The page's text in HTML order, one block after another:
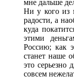
мне дальше
Ни у кого из
радости, а
куда
этими
Россию; как
станет наше
это серьезно
совсем